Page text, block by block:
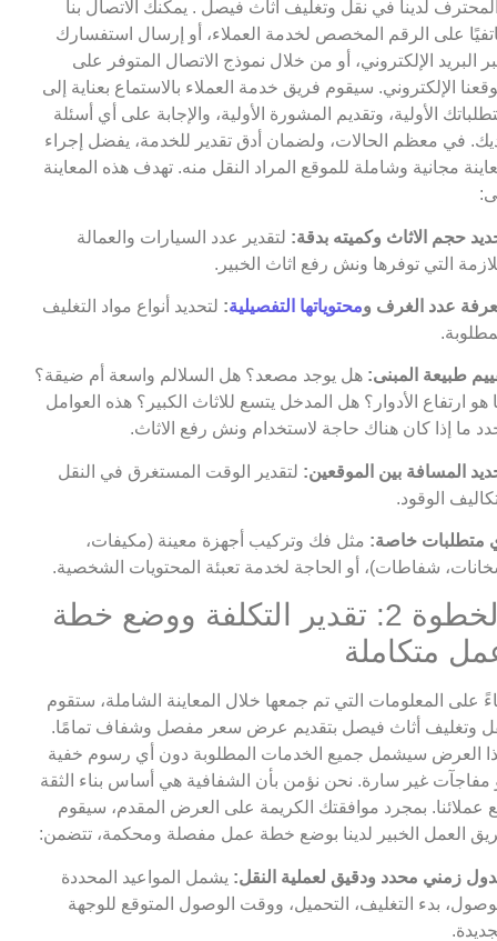
لدينا في نقل وتغليف أثاث فيصل . يمكنك الاتصال بنا
على الرقم المخصص لخدمة العملاء، أو إرسال استفسارك
البريد الإلكتروني، أو من خلال نموذج الاتصال المتوفر على
الإلكتروني. سيقوم فريق خدمة العملاء بالاستماع بعناية إلى
الأولية، وتقديم المشورة الأولية، والإجابة على أي أسئلة
في معظم الحالات، ولضمان أدق تقدير للخدمة، يفضل إجراء
مجانية وشاملة للموقع المراد النقل منه. تهدف هذه المعاينة
حجم الاثاث وكميته بدقة: لتقدير عدد السيارات والعمالة
التي توفرها ونش رفع اثاث الخبير.
عدد الغرف ومحتوياتها التفصيلية: لتحديد أنواع مواد التغليف
طبيعة المبنى: هل يوجد مصعد؟ هل السلالم واسعة أم ضيقة؟
هو ارتفاع الأدوار؟ هل المدخل يتسع للاثاث الكبير؟ هذه العوامل
ما إذا كان هناك حاجة لاستخدام ونش رفع الاثاث.
المسافة بين الموقعين: لتقدير الوقت المستغرق في النقل
الوقود.
متطلبات خاصة: مثل فك وتركيب أجهزة معينة (مكيفات،
شفاطات)، أو الحاجة لخدمة تعبئة المحتويات الشخصية.
الخطوة 2: تقدير التكلفة ووضع خطة
متكاملة
على المعلومات التي تم جمعها خلال المعاينة الشاملة، ستقوم
وتغليف أثاث فيصل بتقديم عرض سعر مفصل وشفاف تمامًا.
العرض سيشمل جميع الخدمات المطلوبة دون أي رسوم خفية
مفاجآت غير سارة. نحن نؤمن بأن الشفافية هي أساس بناء الثقة
عملائنا. بمجرد موافقتك الكريمة على العرض المقدم، سيقوم
العمل الخبير لدينا بوضع خطة عمل مفصلة ومحكمة، تتضمن:
زمني محدد ودقيق لعملية النقل: يشمل المواعيد المحددة
بدء التغليف، التحميل، ووقت الوصول المتوقع للوجهة